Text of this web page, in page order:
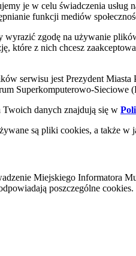
je w celu świadczenia
funkcji mediów
wyrazić zgodę na używanie
które z nich chcesz
serwisu jest Prezydent
Superkomputerowo-Sieciowe
Twoich danych znajdują się w
są pliki cookies, a także
Miejskiego Informatora
poszczególne